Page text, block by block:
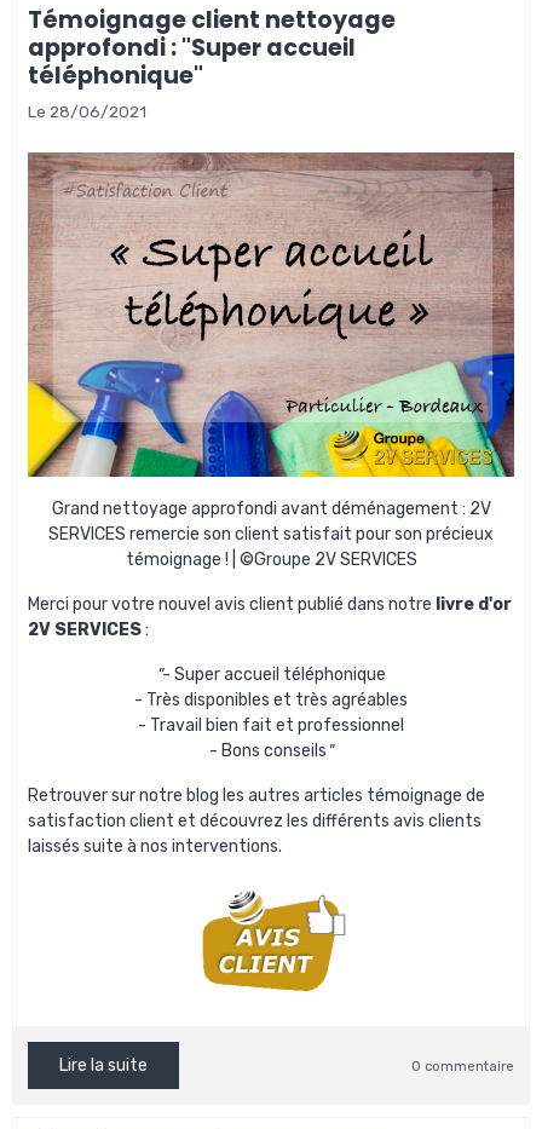
Témoignage client nettoyage
approfondi : "Super accueil
téléphonique"
Le 28/06/2021
Grand nettoyage approfondi avant déménagement : 2V
SERVICES remercie son client satisfait pour son précieux
témoignage ! | ©Groupe 2V SERVICES
Merci pour votre nouvel avis client publié dans notre livre d'or
2V SERVICES:
"- Super accueil téléphonique
- Très disponibles et très agréables
- Travail bien fait et professionnel
- Bons conseils"
Retrouver sur notre blog les autres articles témoignage de
satisfaction client et découvrez les différents avis clients
laissés suite à nos interventions.
Lire la suite 0 commentaire